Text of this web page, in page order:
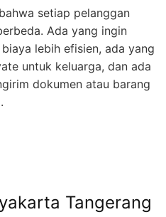
setiap pelanggan
Ada yang ingin
lebih efisien, ada yang
untuk keluarga, dan ada
dokumen atau barang
Tangerang